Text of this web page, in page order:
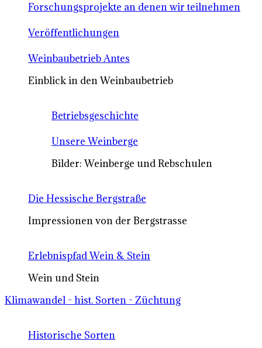
Forschungsprojekte an denen wir teilnehmen
Veröffentlichungen
Weinbaubetrieb Antes
Einblick in den Weinbaubetrieb
Betriebsgeschichte
Unsere Weinberge
Bilder: Weinberge und Rebschulen
Die Hessische Bergstraße
Impressionen von der Bergstrasse
Erlebnispfad Wein & Stein
Wein und Stein
Klimawandel - hist. Sorten - Züchtung
Historische Sorten